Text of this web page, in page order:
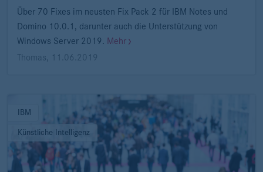
Über 70 Fixes im neusten Fix Pack 2 für IBM Notes und
Domino 10.0.1, darunter auch die Unterstützung von
Windows Server 2019. Mehr
Thomas
11.06.2019
IBM
Künstliche Intelligenz